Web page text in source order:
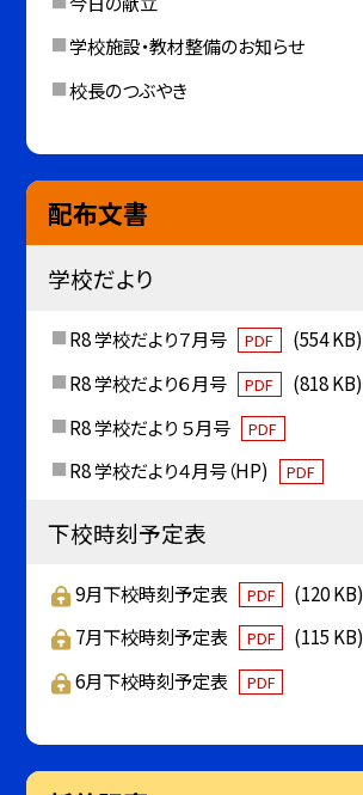
学校施設・教材整備のお知らせ
校長のつぶやき
配布文書
学校だより
R8 学校だより７月号 PDF
(554 KB)
R8 学校だより６月号
PDF
(818 KB)
R8 学校だより ５月号
PDF
R8 学校だより４月号（HP) PDF
下校時刻予定表
9月下校時刻予定表 PDF
(120 KB)
7月下校時刻予定表
PDF
(115 KB)
6月下校時刻予定表
PDF